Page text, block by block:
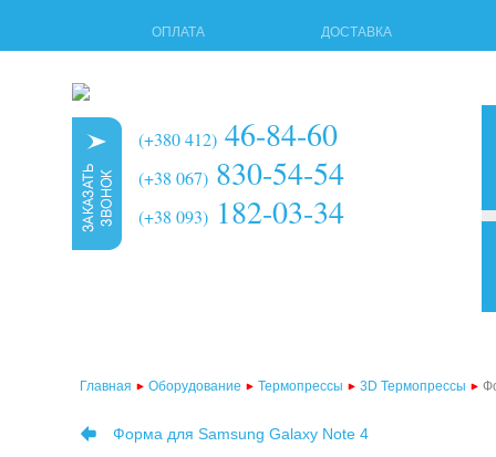
ОПЛАТА ДОСТАВКА
(+380 412) 46-84-60
(+38 067) 830-54-54
(+38 093) 182-03-34
Главная Оборудование Термопрессы 3D Термопрессы
Форма для Samsung Galaxy Note 4